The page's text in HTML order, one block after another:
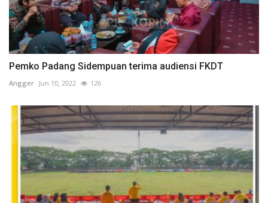
Pemko Padang Sidempuan terima audiensi FKDT
Angger Jun 10, 2022 126